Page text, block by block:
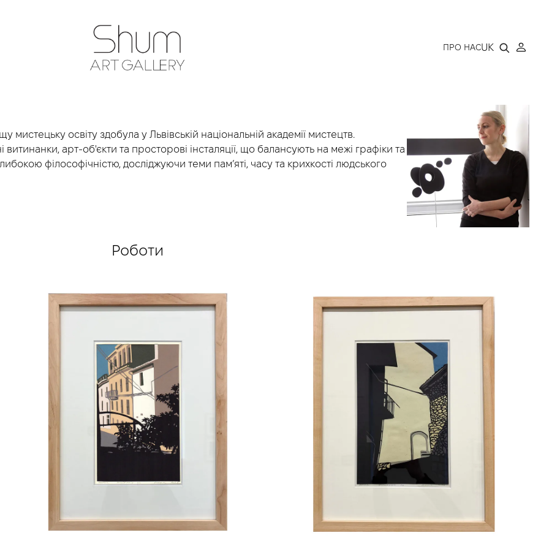
SHUM ART GALLERY ПРО НАСUK
освіту здобула у Львівській національній академії мистецтв.
арт-об'єкти та просторові інсталяції, що балансують на межі графіки та
філософічністю, досліджуючи теми пам’яті, часу та крихкості людського
Роботи